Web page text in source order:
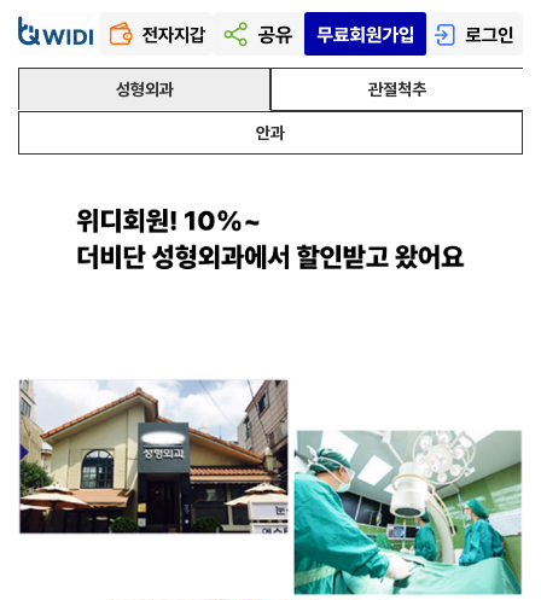
성형외과 관절척추
안과